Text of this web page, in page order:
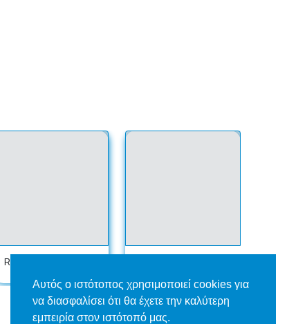
Rádio Timblesom
Αυτός ο ιστότοπος χρησιμοποιεί cookies για
να διασφαλίσει ότι θα έχετε την καλύτερη
εμπειρία στον ιστότοπό μας.